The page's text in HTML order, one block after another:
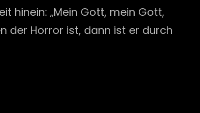
hinein: „Mein Gott, mein Gott,
der Horror ist, dann ist er durch